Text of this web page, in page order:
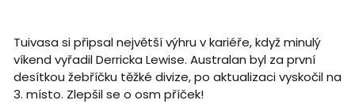
Tuivasa si připsal největší výhru v kariéře, když minulý
víkend vyřadil Derricka Lewise. Australan byl za první
desítkou žebříčku těžké divize, po aktualizaci vyskočil na
3. místo. Zlepšil se o osm příček!